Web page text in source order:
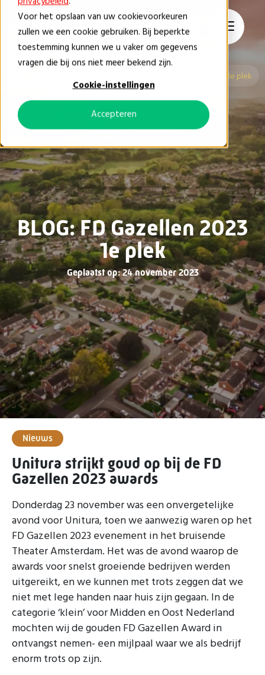
Voor het opslaan van uw cookievoorkeuren
zullen we een cookie gebruiken. Bij beperkte
toestemming kunnen we u vaker om gegevens
vragen die bij ons niet meer bekend zijn.
Cookie-instellingen
Accepteren
NL
BLOG: FD Gazellen 2023 1e plek
BLOG: FD Gazellen 2023
1e plek
Geplaatst op: 24 november 2023
Nieuws
Unitura strijkt goud op bij de FD
Gazellen 2023 awards
Donderdag 23 november was een onvergetelijke
avond voor Unitura, toen we aanwezig waren op het
FD Gazellen 2023 evenement in het bruisende
Theater Amsterdam. Het was de avond waarop de
awards voor snelst groeiende bedrijven werden
uitgereikt, en we kunnen met trots zeggen dat we
niet met lege handen naar huis zijn gegaan. In de
categorie ‘klein’ voor Midden en Oost Nederland
mochten wij de gouden FD Gazellen Award in
ontvangst nemen- een mijlpaal waar we als bedrijf
enorm trots op zijn.